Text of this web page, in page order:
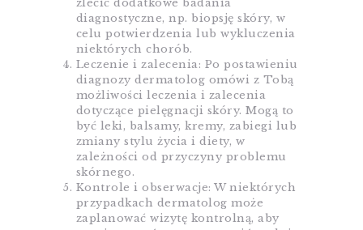
zlecić dodatkowe badania
diagnostyczne, np. biopsję skóry, w
celu potwierdzenia lub wykluczenia
niektórych chorób.
Leczenie i zalecenia: Po postawieniu
diagnozy dermatolog omówi z Tobą
możliwości leczenia i zalecenia
dotyczące pielęgnacji skóry. Mogą to
być leki, balsamy, kremy, zabiegi lub
zmiany stylu życia i diety, w
zależności od przyczyny problemu
skórnego.
Kontrole i obserwacje: W niektórych
przypadkach dermatolog może
zaplanować wizytę kontrolną, aby